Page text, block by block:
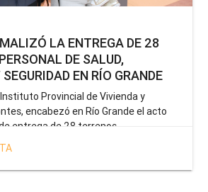
LA ENTREGA DE 28
DE SALUD,
EN RÍO GRANDE
Provincial de Vivienda y
encabezó en Río Grande el acto
entrega de 28 terrenos
la operatoria especial anunciada por
Melella, la cual tiene como
solución habitacional a docentes,